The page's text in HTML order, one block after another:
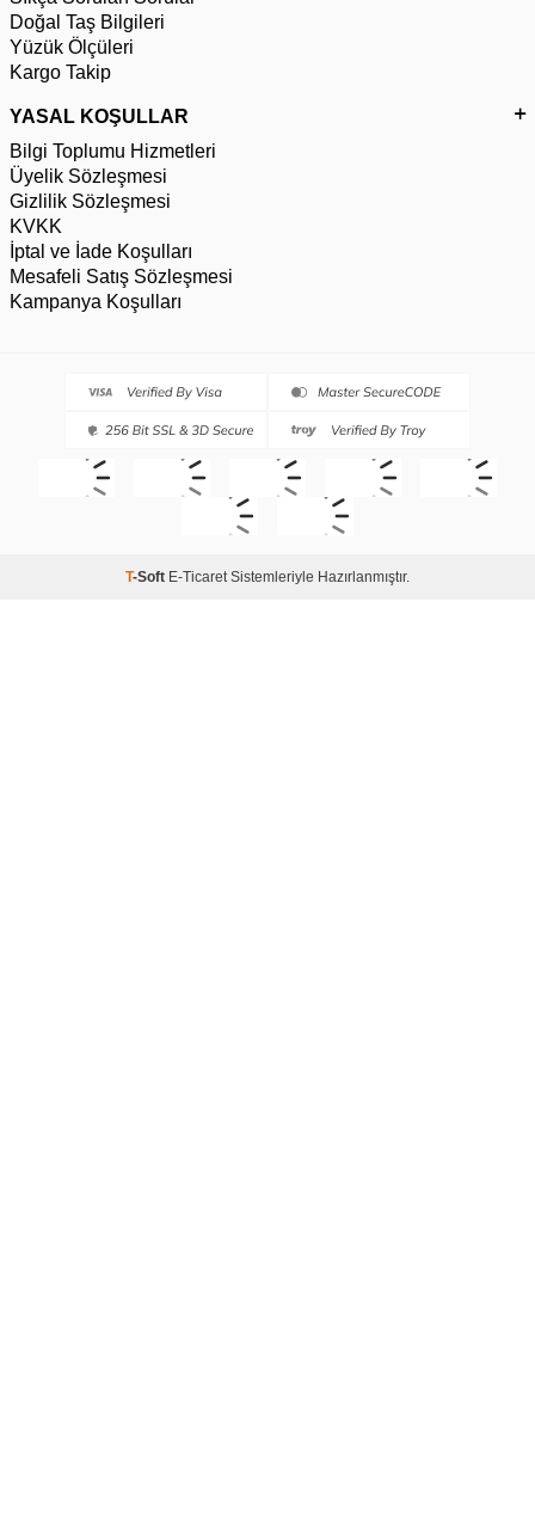
Doğal Taş Bilgileri
Yüzük Ölçüleri
Kargo Takip
YASAL KOŞULLAR
Bilgi Toplumu Hizmetleri
Üyelik Sözleşmesi
Gizlilik Sözleşmesi
KVKK
İptal ve İade Koşulları
Mesafeli Satış Sözleşmesi
Kampanya Koşulları
T-Soft E-Ticaret Sistemleriyle Hazırlanmıştır.